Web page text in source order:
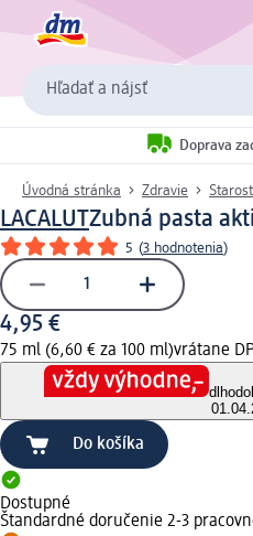
Hľadať a nájsť
Doprava
Úvodná stránka Zdravie
LACALUTZubná pasta
5 (3 hodnotenia)
4,95 €
75 ml (6,60 € za 100 ml)vrátane
Do košíka
Dostupné
Štandardné doručenie 2-3